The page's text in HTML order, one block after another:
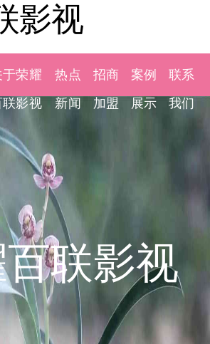
影视
于荣耀
联影视
热点
新闻
招商
加盟
案例
展示
联系
我们
联影视